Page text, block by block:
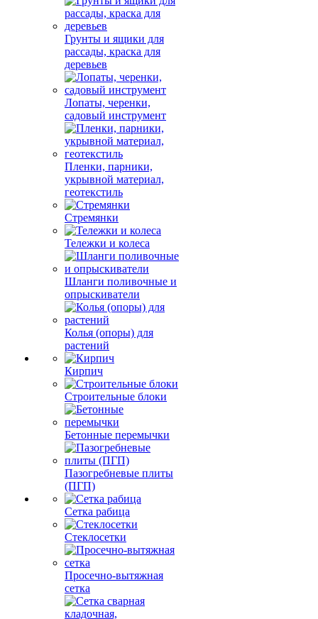
Грунты и ящики для
рассады, краска для
деревьев
Лопаты, черенки,
садовый инструмент
Пленки, парники,
укрывной материал,
геотекстиль
Стремянки
Тележки и колеса
Шланги поливочные и
опрыскиватели
Колья (опоры) для
растений
Кирпич
Строительные блоки
Бетонные перемычки
Пазогребневые плиты
(ПГП)
Сетка рабица
Стеклосетки
Просечно-вытяжная
сетка